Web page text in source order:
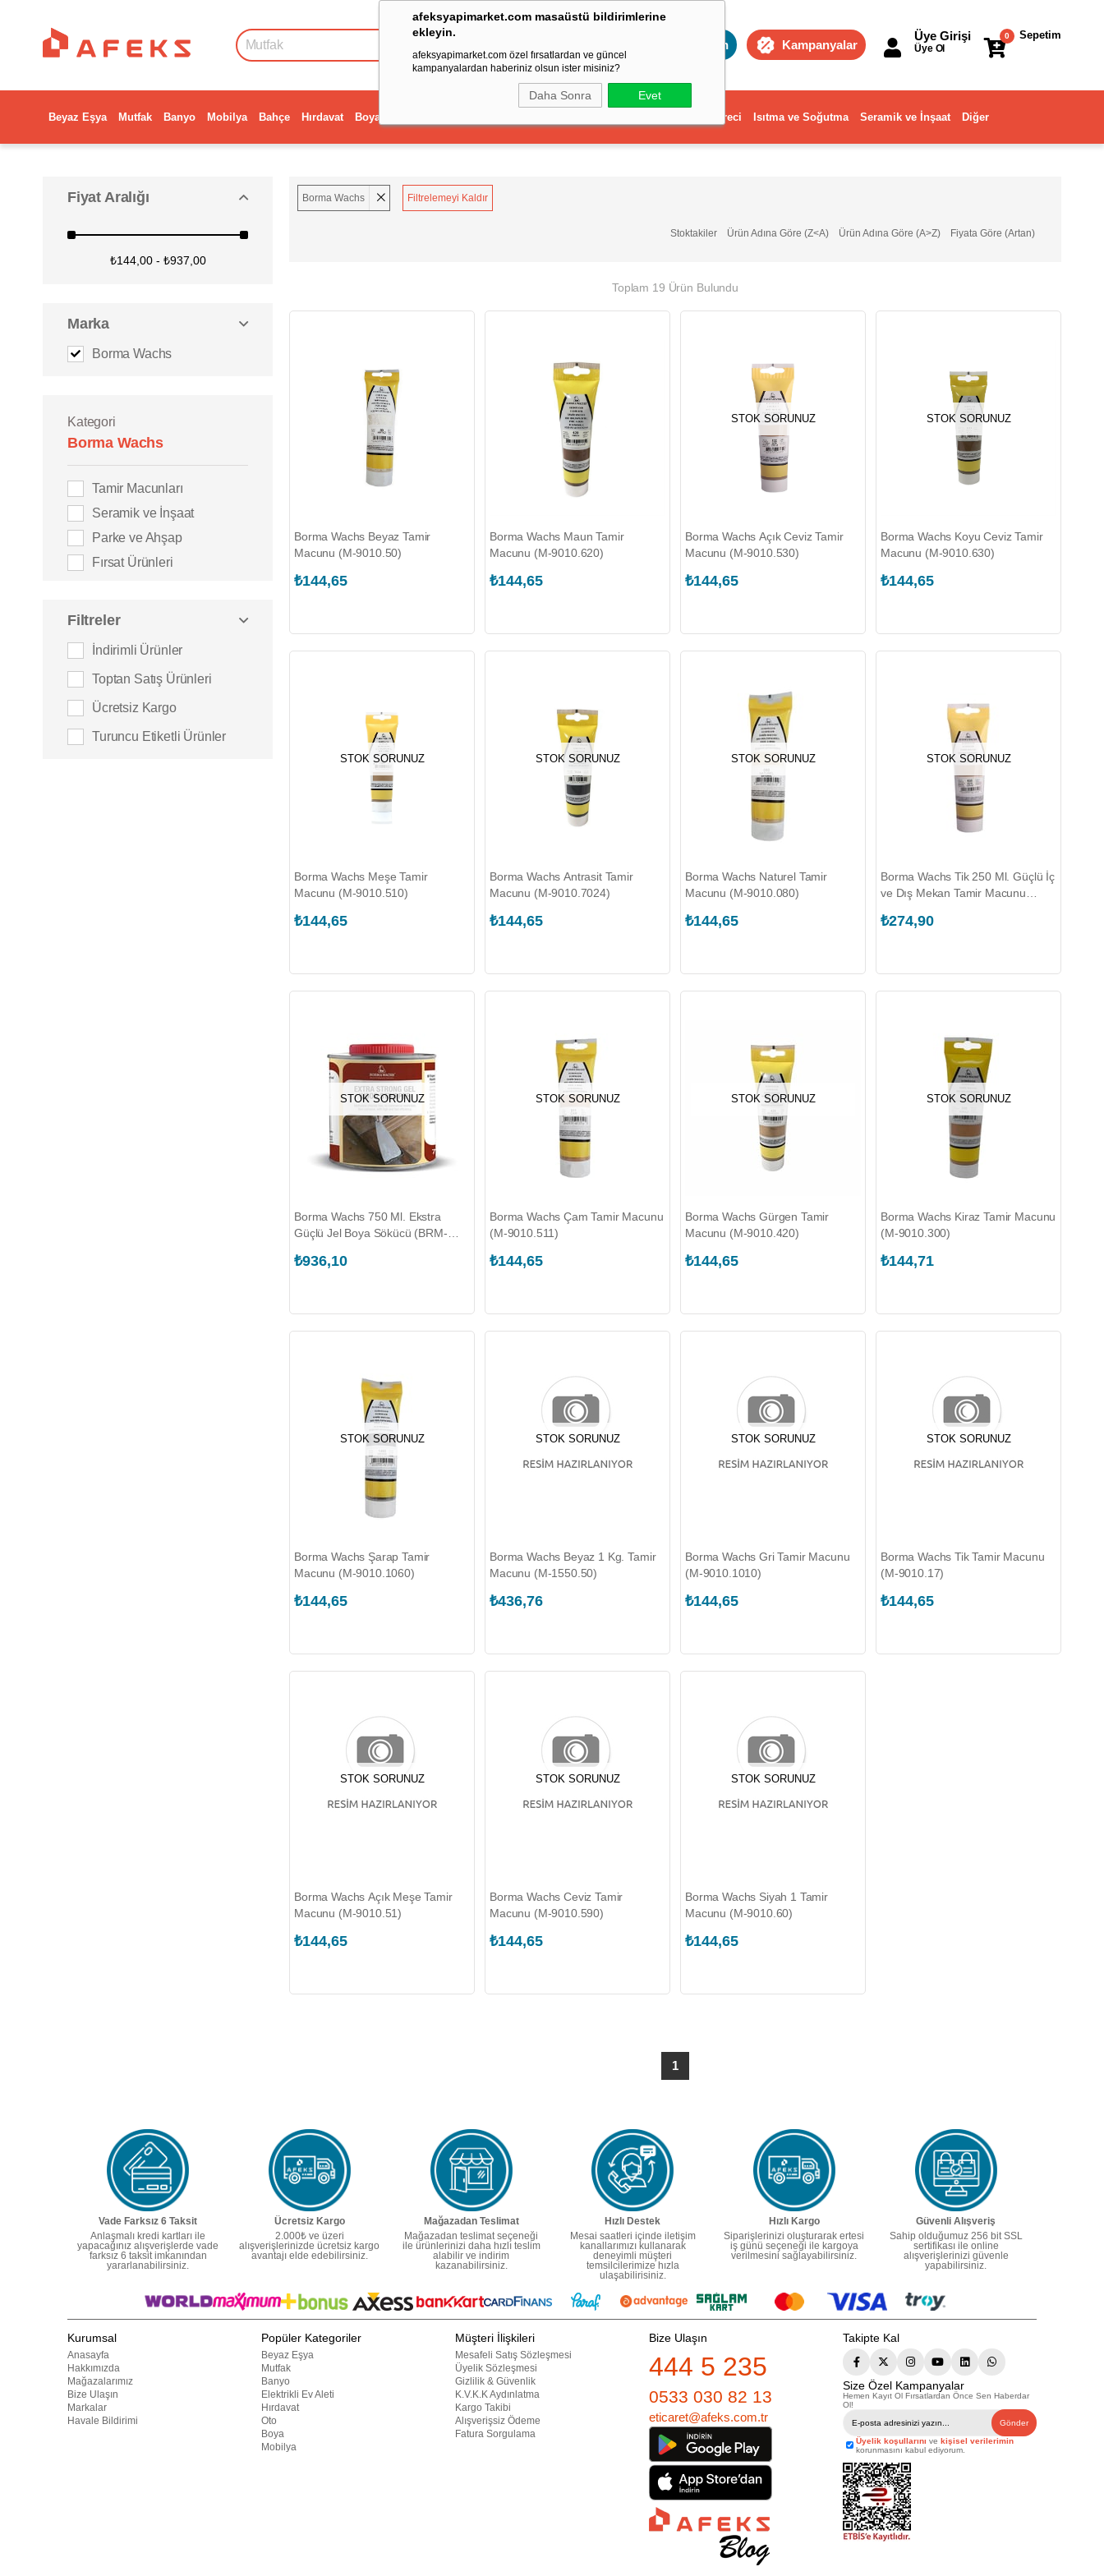
afeksyapimarket.com masaüstü bildirimlerine
ekleyin.
afeksyapimarket.com özel fırsatlardan ve güncel
kampanyalardan haberiniz olsun ister misiniz?
Daha Sonra Evet
Toptan Kampanyalar
Sepetim
0
Üye Girişi
Üye Ol
Beyaz Eşya Mutfak Banyo Mobilya Bahçe Hırdavat Boya Dekorasyon ve Ev Gereci Isıtma ve Soğutma Seramik ve İnşaat Diğer
Fiyat Aralığı
₺144,00 - ₺937,00
Marka
Borma Wachs
Kategori
Borma Wachs
Tamir Macunları
Seramik ve İnşaat
Parke ve Ahşap
Fırsat Ürünleri
Filtreler
İndirimli Ürünler
Toptan Satış Ürünleri
Ücretsiz Kargo
Turuncu Etiketli Ürünler
Borma Wachs Filtrelemeyi Kaldır
Fiyata Göre (Artan)
Ürün Adına Göre (A>Z)
Ürün Adına Göre (Z<A)
Stoktakiler
Toplam 19 Ürün Bulundu
Borma Wachs Beyaz Tamir
Macunu (M-9010.50)
₺144,65
Borma Wachs Maun Tamir
Macunu (M-9010.620)
₺144,65
STOK SORUNUZ
Borma Wachs Açık Ceviz Tamir
Macunu (M-9010.530)
₺144,65
STOK SORUNUZ
Borma Wachs Koyu Ceviz Tamir
Macunu (M-9010.630)
₺144,65
STOK SORUNUZ
Borma Wachs Meşe Tamir
Macunu (M-9010.510)
₺144,65
STOK SORUNUZ
Borma Wachs Antrasit Tamir
Macunu (M-9010.7024)
₺144,65
STOK SORUNUZ
Borma Wachs Naturel Tamir
Macunu (M-9010.080)
₺144,65
STOK SORUNUZ
Borma Wachs Tik 250 Ml. Güçlü İç
ve Dış Mekan Tamir Macunu
₺274,90
STOK SORUNUZ
Borma Wachs 750 Ml. Ekstra
Güçlü Jel Boya Sökücü (BRM-
₺936,10
STOK SORUNUZ
Borma Wachs Çam Tamir Macunu
(M-9010.511)
₺144,65
STOK SORUNUZ
Borma Wachs Gürgen Tamir
Macunu (M-9010.420)
₺144,65
STOK SORUNUZ
Borma Wachs Kiraz Tamir Macunu
(M-9010.300)
₺144,71
STOK SORUNUZ
Borma Wachs Şarap Tamir
Macunu (M-9010.1060)
₺144,65
STOK SORUNUZ
Borma Wachs Beyaz 1 Kg. Tamir
Macunu (M-1550.50)
₺436,76
STOK SORUNUZ
Borma Wachs Gri Tamir Macunu
(M-9010.1010)
₺144,65
STOK SORUNUZ
Borma Wachs Tik Tamir Macunu
(M-9010.17)
₺144,65
STOK SORUNUZ
Borma Wachs Açık Meşe Tamir
Macunu (M-9010.51)
₺144,65
STOK SORUNUZ
Borma Wachs Ceviz Tamir
Macunu (M-9010.590)
₺144,65
STOK SORUNUZ
Borma Wachs Siyah 1 Tamir
Macunu (M-9010.60)
₺144,65
1
Vade Farksız 6 Taksit
Anlaşmalı kredi kartları ile
yapacağınız alışverişlerde vade
farksız 6 taksit imkanından
yararlanabilirsiniz.
Ücretsiz Kargo
2.000₺ ve üzeri
alışverişlerinizde ücretsiz kargo
avantajı elde edebilirsiniz.
Mağazadan Teslimat
Mağazadan teslimat seçeneği
ile ürünlerinizi daha hızlı teslim
alabilir ve indirim
kazanabilirsiniz.
Hızlı Destek
Mesai saatleri içinde iletişim
kanallarımızı kullanarak
deneyimli müşteri
temsilcilerimize hızla
ulaşabilirisiniz.
Hızlı Kargo
Siparişlerinizi oluşturarak ertesi
iş günü seçeneği ile kargoya
verilmesini sağlayabilirsiniz.
Güvenli Alışveriş
Sahip olduğumuz 256 bit SSL
sertifikası ile online
alışverişlerinizi güvenle
yapabilirsiniz.
Kurumsal
Anasayfa
Hakkımızda
Mağazalarımız
Bize Ulaşın
Markalar
Havale Bildirimi
Popüler Kategoriler
Beyaz Eşya
Mutfak
Banyo
Elektrikli Ev Aleti
Hırdavat
Oto
Boya
Mobilya
Müşteri İlişkileri
Mesafeli Satış Sözleşmesi
Üyelik Sözleşmesi
Gizlilik & Güvenlik
K.V.K.K Aydınlatma
Kargo Takibi
Alışverişsiz Ödeme
Fatura Sorgulama
Bize Ulaşın
444 5 235
0533 030 82 13
eticaret@afeks.com.tr
Takipte Kal
Size Özel Kampanyalar
Hemen Kayıt Ol Fırsatlardan Önce Sen Haberdar
Ol!
Gönder
Üyelik koşullarını ve kişisel verilerimin
korunmasını kabul ediyorum.